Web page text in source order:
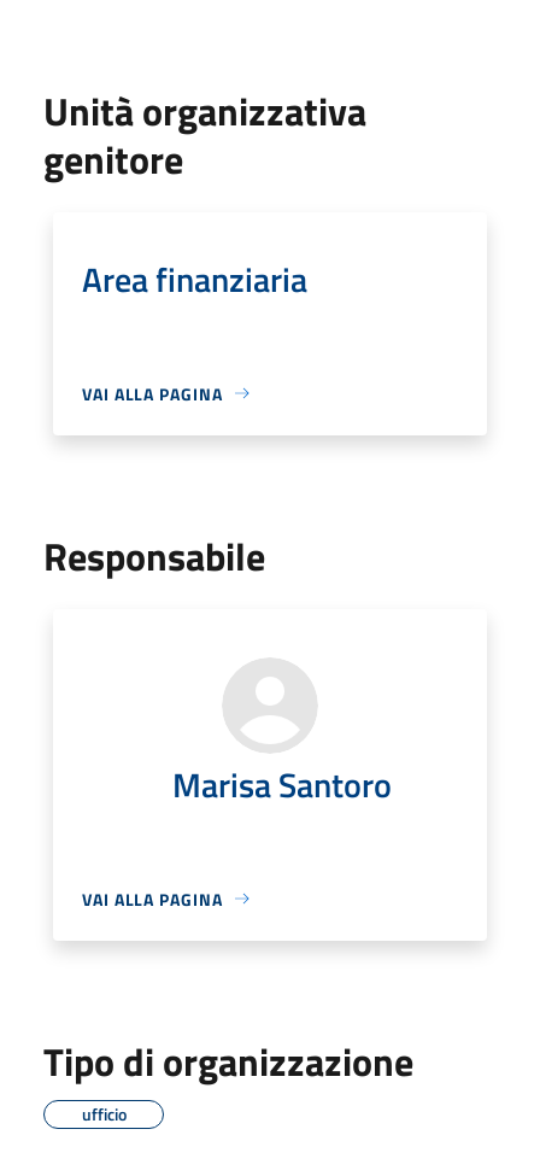
Unità organizzativa
genitore
Area finanziaria
VAI ALLA PAGINA
Responsabile
Marisa Santoro
VAI ALLA PAGINA
Tipo di organizzazione
ufficio